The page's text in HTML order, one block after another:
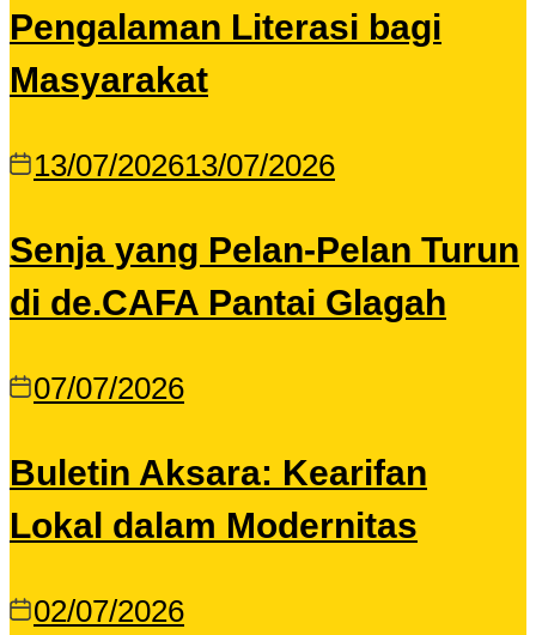
Pengalaman Literasi bagi
Masyarakat
13/07/202613/07/2026
Senja yang Pelan-Pelan Turun
di de.CAFA Pantai Glagah
07/07/2026
Buletin Aksara: Kearifan
Lokal dalam Modernitas
02/07/2026